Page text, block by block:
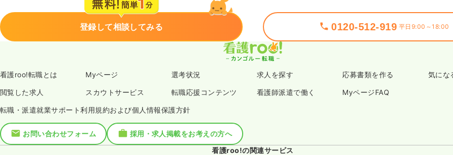
登録して相談してみる 0120-512-919 平日9:00～18:00
看護roo!転職とは Myページ 選考状況 求人を探す 応募書類を作る 気にな
閲覧した求人 スカウトサービス 転職応援コンテンツ 看護師派遣で働く MyページFAQ
転職・派遣就業サポート利用規約および個人情報保護方針
お問い合わせフォーム
採用・求人掲載をお考えの方へ
看護roo!の関連サービス